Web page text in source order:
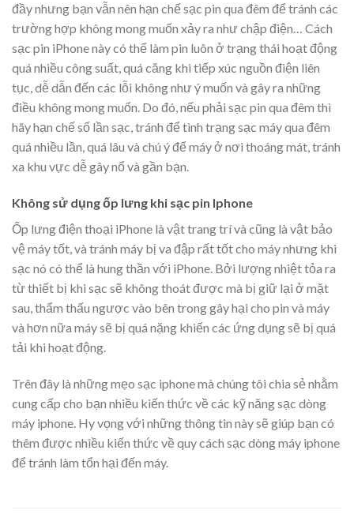
đầy nhưng bạn vẫn nên hạn chế sạc pin qua đêm để tránh các
trường hợp không mong muốn xảy ra như chập điện… Cách
sạc pin iPhone này có thể làm pin luôn ở trạng thái hoạt động
quá nhiều công suất, quá căng khi tiếp xúc nguồn điện liên
tục, dễ dẫn đến các lỗi không như ý muốn và gây ra những
điều không mong muốn. Do đó, nếu phải sạc pin qua đêm thì
hãy hạn chế số lần sạc, tránh để tình trạng sạc máy qua đêm
quá nhiều lần, quá lâu và chú ý để máy ở nơi thoáng mát, tránh
xa khu vực dễ gây nổ và gần bạn.
Không sử dụng ốp lưng khi sạc pin Iphone
Ốp lưng điện thoại iPhone là vật trang trí và cũng là vật bảo
vệ máy tốt, và tránh máy bị va đập rất tốt cho máy nhưng khi
sạc nó có thể là hung thần với iPhone. Bởi lượng nhiệt tỏa ra
từ thiết bị khi sạc sẽ không thoát được mà bị giữ lại ở mặt
sau, thẩm thấu ngược vào bên trong gây hại cho pin và máy
và hơn nữa máy sẽ bị quá nặng khiến các ứng dụng sẽ bị quá
tải khi hoạt động.
Trên đây là những mẹo sạc iphone mà chúng tôi chia sẻ nhằm
cung cấp cho bạn nhiều kiến thức về các kỹ năng sạc dòng
máy iphone. Hy vọng với những thông tin này sẽ giúp bạn có
thêm được nhiều kiến thức về quy cách sạc dòng máy iphone
để tránh làm tổn hại đến máy.